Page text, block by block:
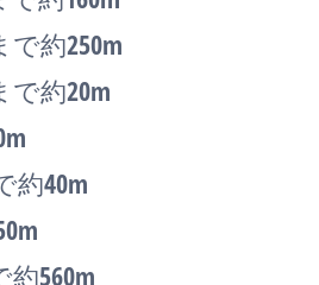
で約250m
約20m
約40m
560m